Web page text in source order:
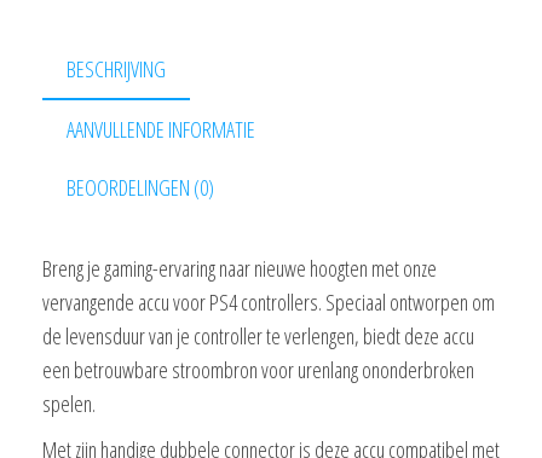
BESCHRIJVING
AANVULLENDE INFORMATIE
BEOORDELINGEN (0)
Breng je gaming-ervaring naar nieuwe hoogten met onze
vervangende accu voor PS4 controllers. Speciaal ontworpen om
de levensduur van je controller te verlengen, biedt deze accu
een betrouwbare stroombron voor urenlang ononderbroken
spelen.
Met zijn handige dubbele connector is deze accu compatibel met